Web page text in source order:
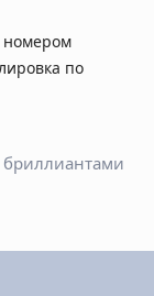
номером
по
бриллиантами